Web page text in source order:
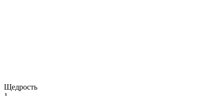
Щедрость